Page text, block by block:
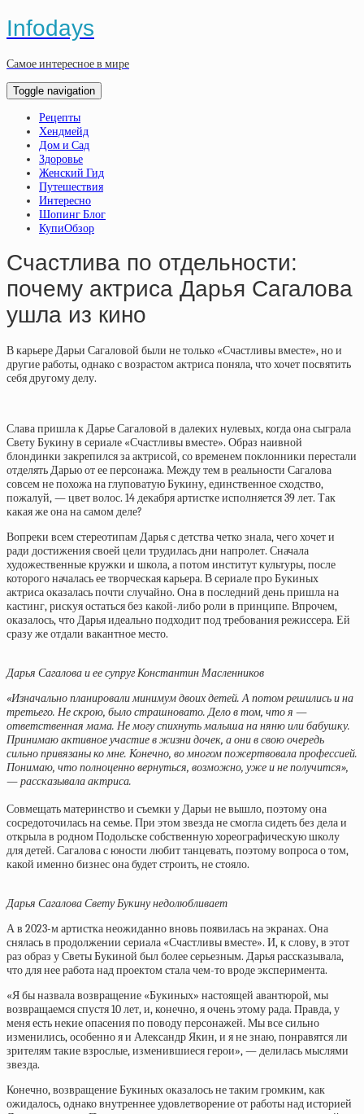
Infodays
Самое интересное в мире
Toggle navigation
Рецепты
Хендмейд
Дом и Сад
Здоровье
Женский Гид
Путешествия
Интересно
Шопинг Блог
КупиОбзор
Счастлива по отдельности:
почему актриса Дарья Сагалова
ушла из кино
В карьере Дарьи Сагаловой были не только «Счастливы вместе», но и
другие работы, однако с возрастом актриса поняла, что хочет посвятить
себя другому делу.
Слава пришла к Дарье Сагаловой в далеких нулевых, когда она сыграла
Свету Букину в сериале «Счастливы вместе». Образ наивной
блондинки закрепился за актрисой, со временем поклонники перестали
отделять Дарью от ее персонажа. Между тем в реальности Сагалова
совсем не похожа на глуповатую Букину, единственное сходство,
пожалуй, — цвет волос. 14 декабря артистке исполняется 39 лет. Так
какая же она на самом деле?
Вопреки всем стереотипам Дарья с детства четко знала, чего хочет и
ради достижения своей цели трудилась дни напролет. Сначала
художественные кружки и школа, а потом институт культуры, после
которого началась ее творческая карьера. В сериале про Букиных
актриса оказалась почти случайно. Она в последний день пришла на
кастинг, рискуя остаться без какой-либо роли в принципе. Впрочем,
оказалось, что Дарья идеально подходит под требования режиссера. Ей
сразу же отдали вакантное место.
Дарья Сагалова и ее супруг Константин Масленников
«Изначально планировали минимум двоих детей. А потом решились и на
третьего. Не скрою, было страшновато. Дело в том, что я —
ответственная мама. Не могу спихнуть малыша на няню или бабушку.
Принимаю активное участие в жизни дочек, а они в свою очередь
сильно привязаны ко мне. Конечно, во многом пожертвовала профессией.
Понимаю, что полноценно вернуться, возможно, уже и не получится»,
— рассказывала актриса.
Совмещать материнство и съемки у Дарьи не вышло, поэтому она
сосредоточилась на семье. При этом звезда не смогла сидеть без дела и
открыла в родном Подольске собственную хореографическую школу
для детей. Сагалова с юности любит танцевать, поэтому вопроса о том,
какой именно бизнес она будет строить, не стояло.
Дарья Сагалова Свету Букину недолюбливает
А в 2023-м артистка неожиданно вновь появилась на экранах. Она
снялась в продолжении сериала «Счастливы вместе». И, к слову, в этот
раз образ у Светы Букиной был более серьезным. Дарья рассказывала,
что для нее работа над проектом стала чем-то вроде эксперимента.
«Я бы назвала возвращение «Букиных» настоящей авантюрой, мы
возвращаемся спустя 10 лет, и, конечно, я очень этому рада. Правда, у
меня есть некие опасения по поводу персонажей. Мы все сильно
изменились, особенно я и Александр Якин, и я не знаю, понравятся ли
зрителям такие взрослые, изменившиеся герои», — делилась мыслями
звезда.
Конечно, возвращение Букиных оказалось не таким громким, как
ожидалось, однако внутреннее удовлетворение от работы над историей